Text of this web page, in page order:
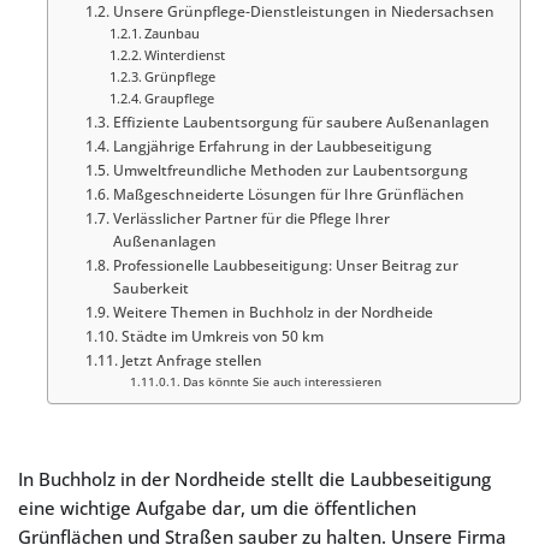
Unsere Grünpflege-Dienstleistungen in Niedersachsen
Zaunbau
Winterdienst
Grünpflege
Graupflege
Effiziente Laubentsorgung für saubere Außenanlagen
Langjährige Erfahrung in der Laubbeseitigung
Umweltfreundliche Methoden zur Laubentsorgung
Maßgeschneiderte Lösungen für Ihre Grünflächen
Verlässlicher Partner für die Pflege Ihrer
Außenanlagen
Professionelle Laubbeseitigung: Unser Beitrag zur
Sauberkeit
Weitere Themen in Buchholz in der Nordheide
Städte im Umkreis von 50 km
Jetzt Anfrage stellen
Das könnte Sie auch interessieren
In Buchholz in der Nordheide stellt die Laubbeseitigung
eine wichtige Aufgabe dar, um die öffentlichen
Grünflächen und Straßen sauber zu halten. Unsere Firma